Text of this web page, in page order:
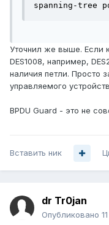
spanning-tree
Уточнил же выше. Если
DES1008, например,
наличия петли. Просто
управляемого
BPDU Guard - это не
Вставить ник
dr Tr0jan
Опубликовано